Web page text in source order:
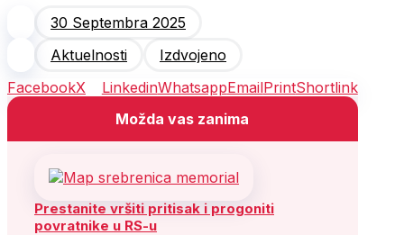
30 Septembra 2025
Aktuelnosti
Izdvojeno
FacebookX LinkedinWhatsappEmailPrintShortlink
Možda vas zanima
Prestanite vršiti pritisak i progoniti
povratnike u RS-u